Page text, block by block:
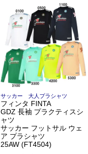
サッカー 大人プラシャツ
フィンタ FINTA
GDZ 長袖 プラクティスシ
ャツ
サッカー フットサル ウェ
ア プラシャツ
25AW (FT4504)